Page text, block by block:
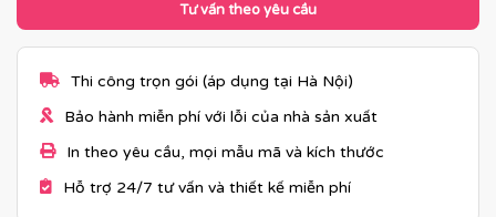
Tư vấn theo yêu cầu
Thi công trọn gói (áp dụng tại Hà Nội)
Bảo hành miễn phí với lỗi của nhà sản xuất
In theo yêu cầu, mọi mẫu mã và kích thước
Hỗ trợ 24/7 tư vấn và thiết kế miễn phí